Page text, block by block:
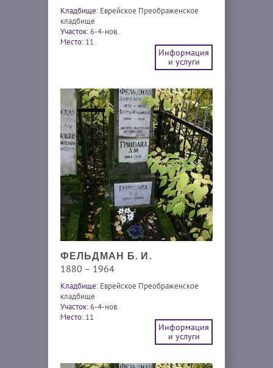
Кладбище: Еврейское Преображенское
кладбище
Участок:6-4-нов.
Место: 11
Информация
и услуги
ФЕЛЬДМАН Б. И.
1880 – 1964
Кладбище: Еврейское Преображенское
кладбище
Участок:6-4-нов.
Место: 11
Информация
и услуги